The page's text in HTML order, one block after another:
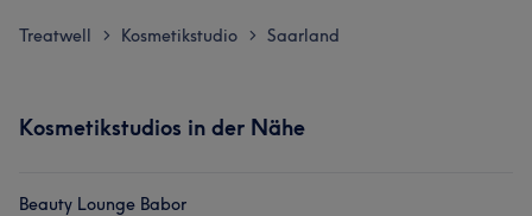
Treatwell > Kosmetikstudio > Saarland
Kosmetikstudios in der Nähe
Beauty Lounge Babor